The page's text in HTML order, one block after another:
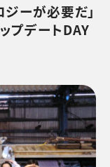
ジーが必要だ」
プデートDAY